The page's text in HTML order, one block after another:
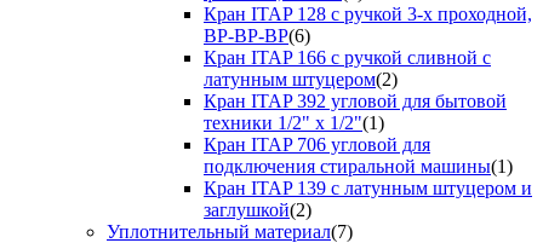
Кран ITAP 128 с ручкой 3-х проходной,
ВР-ВР-ВР(6)
Кран ITAP 166 с ручкой сливной с
латунным штуцером(2)
Кран ITAP 392 угловой для бытовой
техники 1/2" х 1/2"(1)
Кран ITAP 706 угловой для
подключения стиральной машины(1)
Кран ITAP 139 с латунным штуцером и
заглушкой(2)
Уплотнительный материал(7)